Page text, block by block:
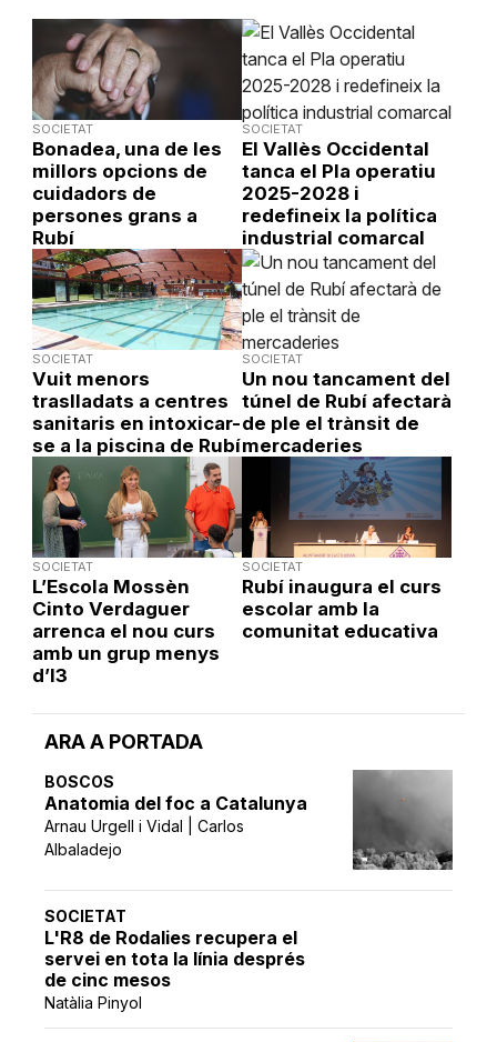
ARA A PORTADA
BOSCOS
Anatomia del foc a Catalunya
Arnau Urgell i Vidal | Carlos
Albaladejo
SOCIETAT
L'R8 de Rodalies recupera el
servei en tota la línia després
de cinc mesos
Natàlia Pinyol
SOCIETAT
Bonadea, una de les
millors opcions de
cuidadors de
persones grans a
Rubí
SOCIETAT
El Vallès Occidental
tanca el Pla operatiu
2025-2028 i
redefineix la política
industrial comarcal
SOCIETAT
Vuit menors
traslladats a centres
sanitaris en intoxicar-
se a la piscina de Rubí
SOCIETAT
Un nou tancament del
túnel de Rubí afectarà
de ple el trànsit de
mercaderies
SOCIETAT
L’Escola Mossèn
Cinto Verdaguer
arrenca el nou curs
amb un grup menys
d’I3
SOCIETAT
Rubí inaugura el curs
escolar amb la
comunitat educativa